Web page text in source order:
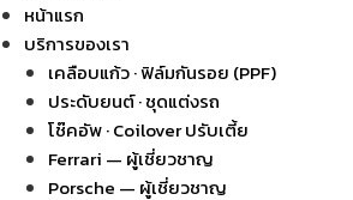
หน้าแรก
บริการของเรา
เคลือบแก้ว · ฟิล์มกันรอย (PPF)
ประดับยนต์ · ชุดแต่งรถ
โช๊คอัพ · Coilover ปรับเตี้ย
Ferrari — ผู้เชี่ยวชาญ
Porsche — ผู้เชี่ยวชาญ